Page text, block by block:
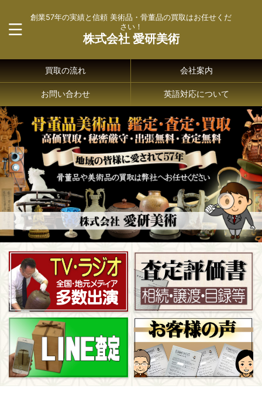
創業57年の実績と信頼 美術品・骨董品の買取はお任せくだ
さい！
株式会社 愛研美術
買取の流れ 会社案内
お問い合わせ 英語対応について